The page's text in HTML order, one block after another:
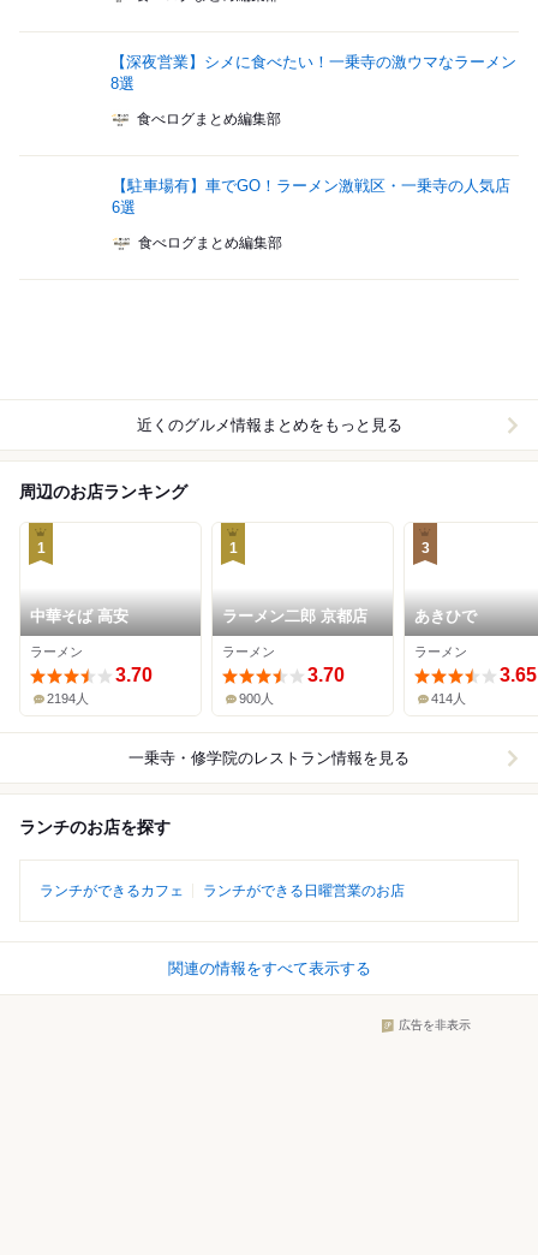
【深夜営業】シメに食べたい！一乗寺の激ウマなラーメン
8選
食べログまとめ編集部
【駐車場有】車でGO！ラーメン激戦区・一乗寺の人気店
6選
食べログまとめ編集部
近くのグルメ情報まとめをもっと見る
周辺のお店ランキング
1
中華そば 高安
ラーメン
3.70
2194人
1
ラーメン二郎 京都店
ラーメン
3.70
900人
3
あきひで
ラーメン
3.65
414人
一乗寺・修学院のレストラン情報を見る
ランチのお店を探す
ランチができるカフェ ランチができる日曜営業のお店
関連の情報をすべて表示する
広告を非表示